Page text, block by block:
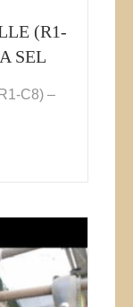
(R1-
SEL
C8) –